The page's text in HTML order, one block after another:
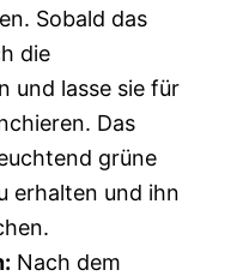
Sobald das
die
und lasse sie für
Das
grüne
erhalten und ihn
Nach dem